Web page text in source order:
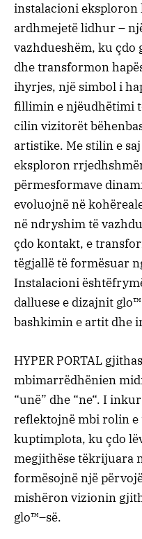
instalacionieksploron
ardhmejetëlidhur–
vazhdueshëm, ku çdo
dhetransformon
ihyrjes, një simboli
filliminenjëudhëtimi
cilinvizitorëtbëhen
artistike. Me stiline saj
eksploron
përmesformave
evoluojnënëkohë
nëndryshimtë
çdo kontakt, e
tëgjallëtëformësuar
Instalacioniështë
dallueseedizajnit glo™
bashkimineartitdhe
HYPER PORTAL
mbimarrëdhënien
“unë” dhe “ne“. I
reflektojnëmbiroline
kuptimplota, ku çdo
megjithësetëkrijuara
formësojnënjë
mishëronvizionin
glo™–së.